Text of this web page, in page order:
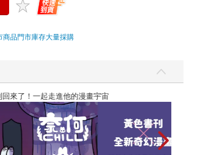
商品門市庫存大量採購
宇宙